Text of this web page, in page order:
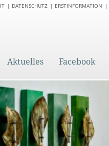
Aktuelles Facebook
DATENSCHUTZ ERSTINFORMATION